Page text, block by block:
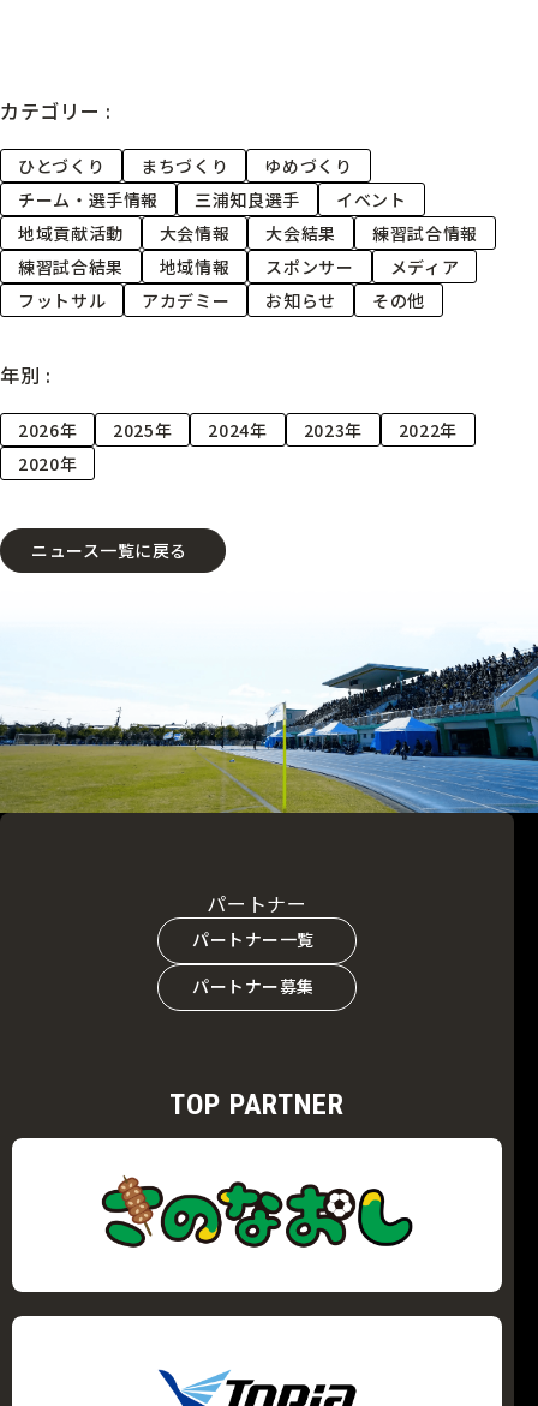
カテゴリー :
ひとづくり まちづくり
ゆめづくり
チーム・選手情報
三浦知良選手
イベント
地域貢献活動
大会情報 大会結果
練習試合情報
練習試合結果
地域情報 スポンサー
メディア
フットサル
アカデミー お知らせ その他
年別 :
2026年 2025年 2024年 2023年
2022年
2020年
ニュース一覧に戻る
パートナー
パートナー一覧
パートナー募集
TOP PARTNER